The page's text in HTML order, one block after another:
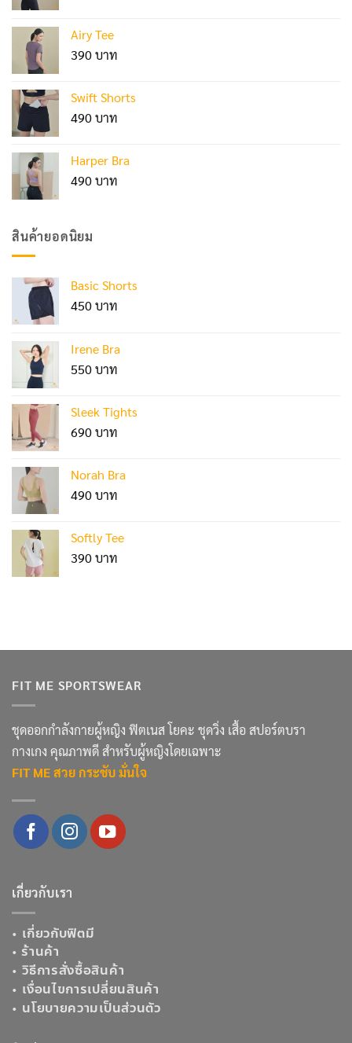
Airy Tee
390
Swift Shorts
490
Harper Bra
490
สินค้ายอดนิยม
Basic Shorts
450
Irene Bra
550
Sleek Tights
690
Norah Bra
490
Softly Tee
390
FIT ME SPORTSWEAR
ชุดออกกำลังกายผู้หญิง ฟิตเนส โยคะ ชุดวิ่ง เสื้อ สปอร์ตบรา
กางเกง คุณภาพดี สำหรับผู้หญิงโดยเฉพาะ
FIT ME สวย กระชับ มั่นใจ
เกี่ยวกับเรา
• เกี่ยวกับฟิตมี
• ร้านค้า
•วิธีการสั่งซื้อสินค้า
• เงื่อนไขการเปลี่ยนสินค้า
• นโยบายความเป็นส่วนตัว